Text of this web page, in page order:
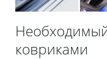
ковриками